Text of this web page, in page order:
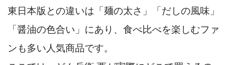
東日本版との違いは「麺の太さ」「だしの風味」
「醤油の色合い」にあり、食べ比べを楽しむファ
ンも多い人気商品です。